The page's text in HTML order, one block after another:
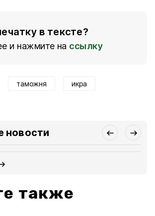
в тексте?
и нажмите на ссылку
таможня икра
новости
также